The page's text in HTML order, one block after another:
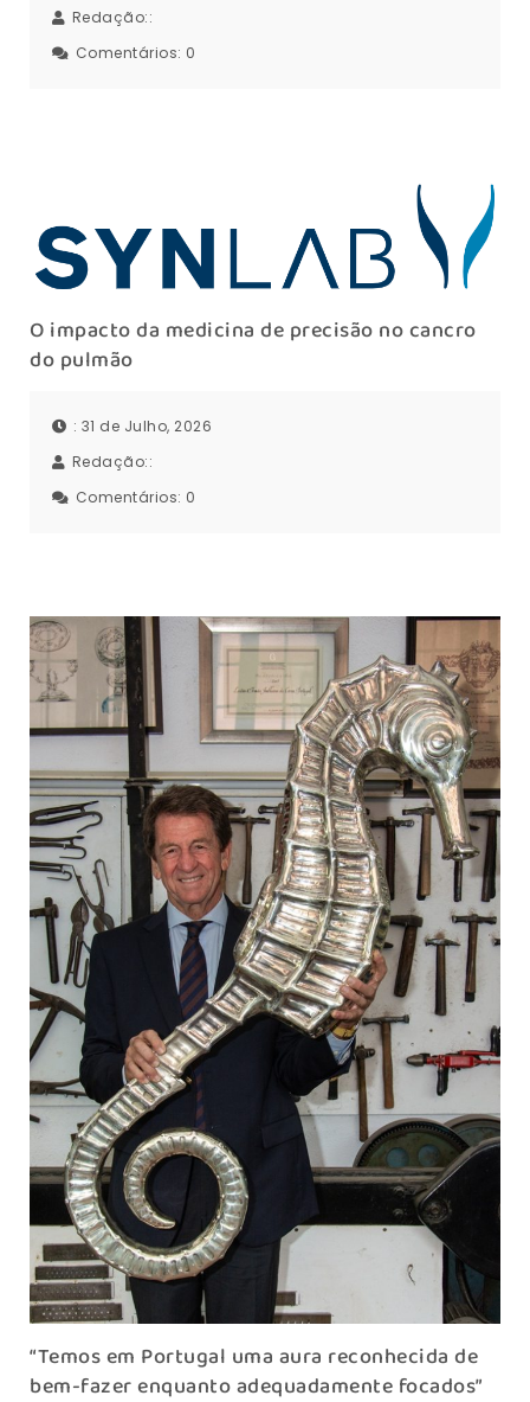
Redação::
Comentários: 0
O impacto da medicina de precisão no cancro
do pulmão
: 31 de Julho, 2026
Redação::
Comentários: 0
“Temos em Portugal uma aura reconhecida de
bem-fazer enquanto adequadamente focados”